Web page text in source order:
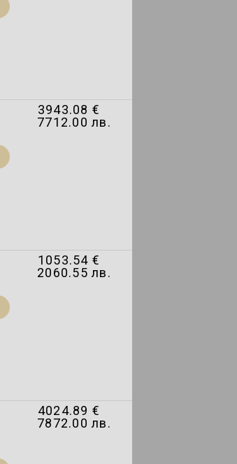
3943.08 €
7712.00 лв.
1053.54 €
2060.55 лв.
4024.89 €
7872.00 лв.